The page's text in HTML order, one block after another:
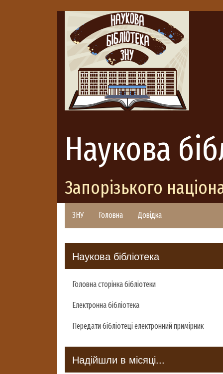
Наукова
Запорізького
ЗНУ Головна Довідка
Наукова бібліотека
Головна сторінка бібліотеки
Електронна бібліотека
Передати бібліотеці електронний примірник
Надійшли в місяці...